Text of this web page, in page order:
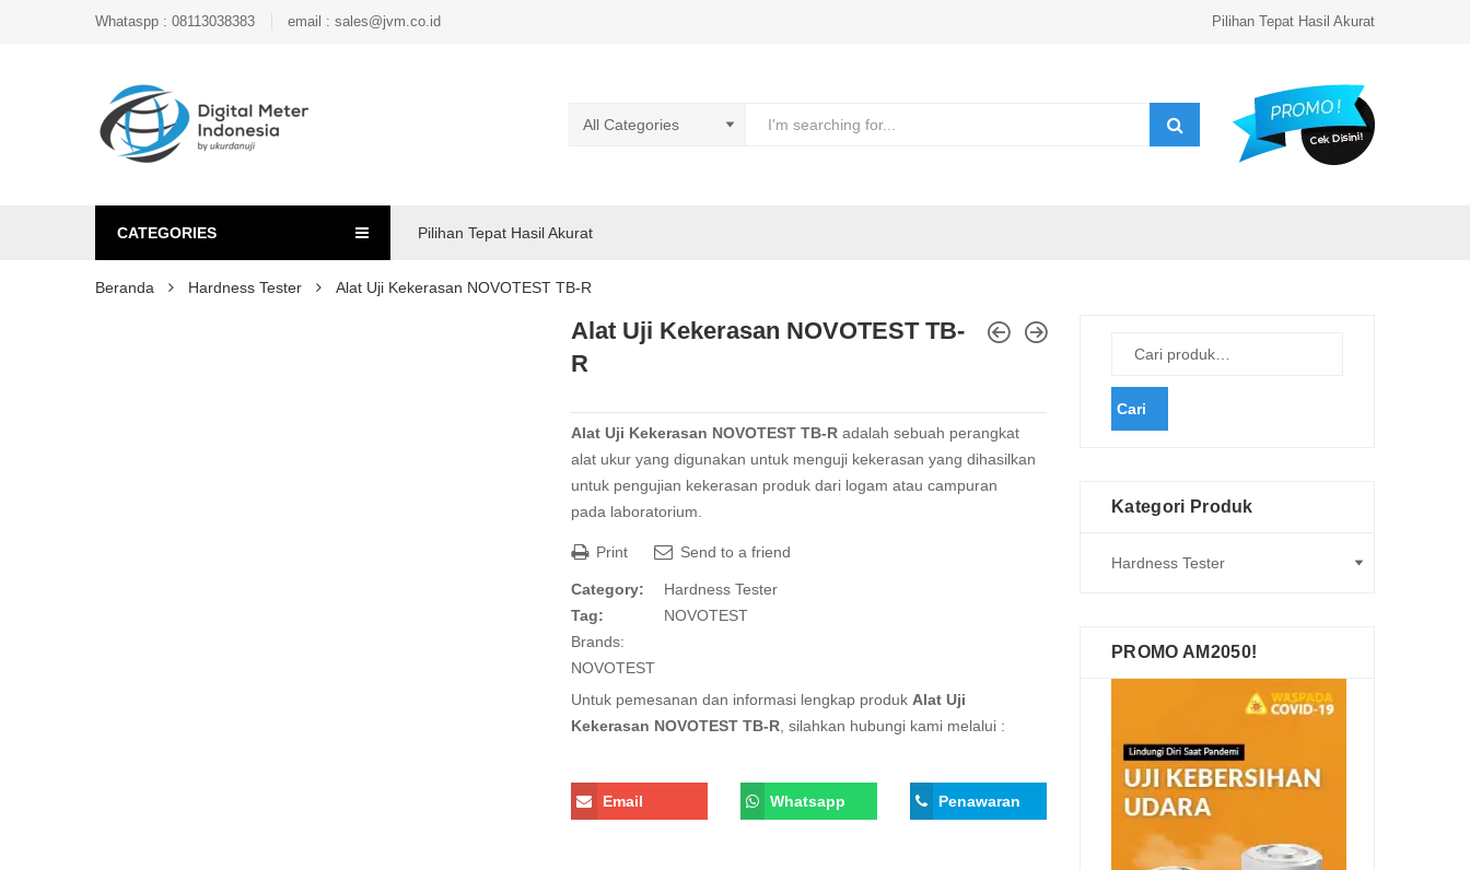
Whataspp : 08113038383 email : sales@jvm.co.id Pilihan Tepat Hasil Akurat
CATEGORIES Pilihan Tepat Hasil Akurat
Beranda Hardness Tester Alat Uji Kekerasan NOVOTEST TB-R
Alat Uji Kekerasan NOVOTEST TB-
R
Alat Uji Kekerasan NOVOTEST TB-R adalah sebuah perangkat
alat ukur yang digunakan untuk menguji kekerasan yang dihasilkan
untuk pengujian kekerasan produk dari logam atau campuran
pada laboratorium.
Print Send to a friend
Category:
Hardness Tester
Tag:
NOVOTEST
Brands:
NOVOTEST
Untuk pemesanan dan informasi lengkap produk Alat Uji
Kekerasan NOVOTEST TB-R , silahkan hubungi kami melalui :
Email Whatsapp Penawaran
Cari
Kategori Produk
PROMO AM2050!